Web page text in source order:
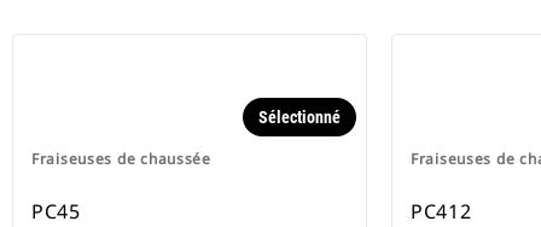
Fraiseuses de chaussée
Sélectionné
PC45
Fraiseuses de
PC412